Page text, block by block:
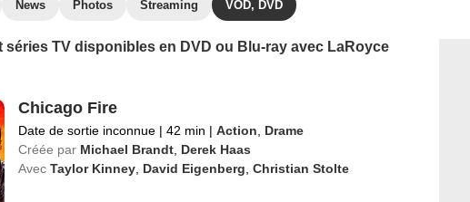
News Photos Streaming VOD, DVD
séries TV disponibles en DVD ou Blu-ray avec LaRoyce
Chicago Fire
Date de sortie inconnue | 42 min | Action
Drame
Créée par Michael Brandt, Derek Haas
Avec Taylor Kinney, David Eigenberg Christian Stolte